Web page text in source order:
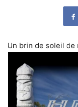
Un brin de soleil de